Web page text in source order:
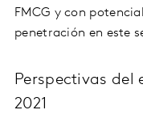
FMCG y con
penetración en este
Perspectivas del
2021